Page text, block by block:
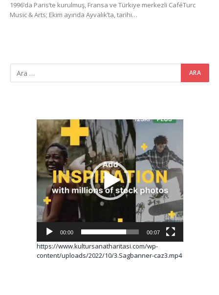
1996’da Paris’te kurulmuş, Fransa ve Türkiye merkezli CaféTurc
Music & Arts; Ekim ayında Ayvalık’ta, tarihi…
Video
oynatıcı
00:00 00:07
https://www.kultursanatharitasi.com/wp-
content/uploads/2022/10/3.Sagbanner-caz3.mp4